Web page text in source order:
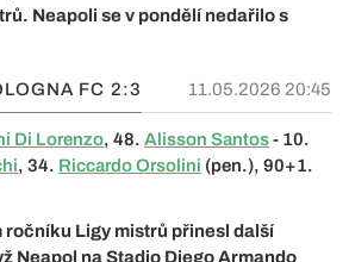
Neapoli se v pondělí nedařilo s
FC 2:3 11.05.2026 20:45
Di Lorenzo, 48. Alisson Santos- 10.
, 34. Riccardo Orsolini (pen.), 90+1.
ročníku Ligy mistrů přinesl další
Neapol na Stadio Diego Armando